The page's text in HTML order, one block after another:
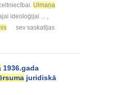
Ulmaņa
ideoloģijai ... ,
sev saskatījas
1936.gada
juridiskā